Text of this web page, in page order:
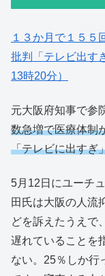
１３か月で１５
批判「テレビ出す
13時20分）
元大阪府知事で参
数急増で医療体制
「テレビに出すぎ
5月12日にユーチ
田氏は大阪の人流
どを訴えたうえで
遅れていることを
ない。25％しか行